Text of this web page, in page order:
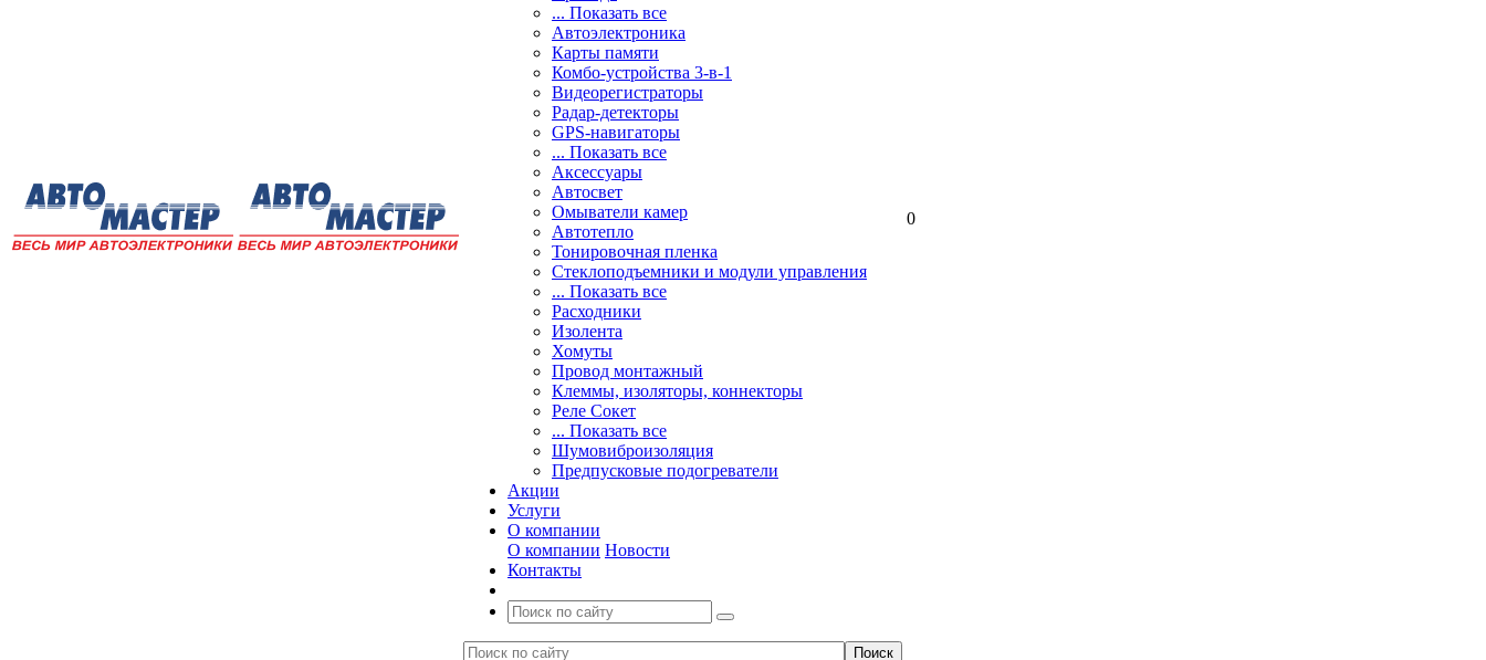
... Показать все
Автоэлектроника
Карты памяти
Комбо-устройства 3-в-1
Видеорегистраторы
Радар-детекторы
GPS-навигаторы
... Показать все
Аксессуары
Автосвет
Омыватели камер
Автотепло
Тонировочная пленка
Стеклоподъемники и модули управления
... Показать все
Расходники
Изолента
Хомуты
Провод монтажный
Клеммы, изоляторы, коннекторы
Реле Сокет
... Показать все
Шумовиброизоляция
Предпусковые подогреватели
Акции
Услуги
О компании
О компании Новости
Контакты
0